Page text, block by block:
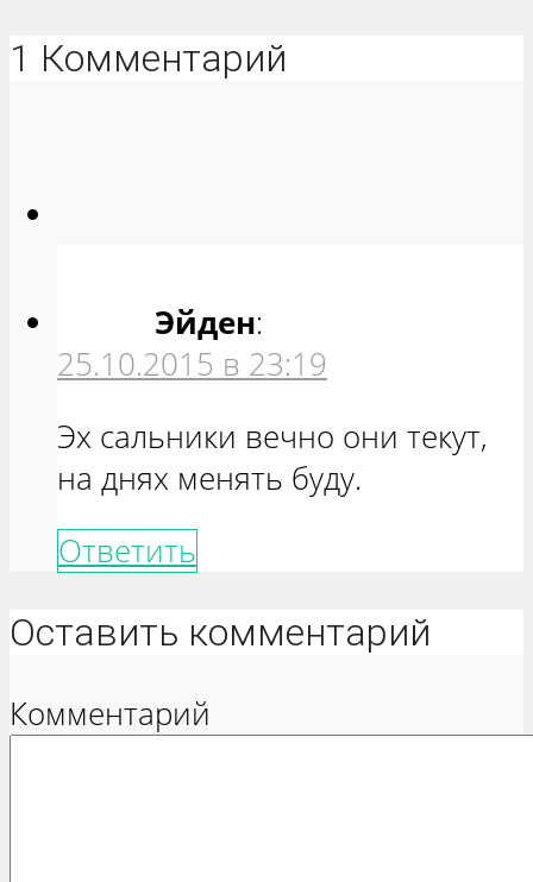
1 Комментарий
Эйден:
25.10.2015 в 23:19
Эх сальники вечно они текут,
на днях менять буду.
Ответить
Оставить комментарий
Комментарий